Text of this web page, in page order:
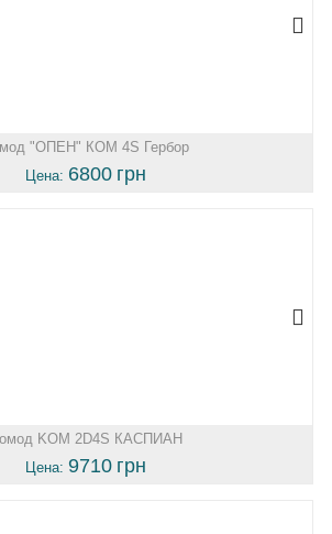
"ОПЕН" КОМ 4S Гербор
Цена: 6800 грн
KOM 2D4S КАСПИАН
Цена: 9710 грн